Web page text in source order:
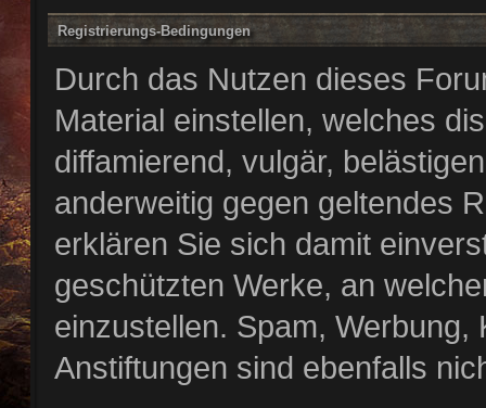
Registrierungs-Bedingungen
Durch das Nutzen dieses
Material einstellen, welches
diffamierend, vulgär,
anderweitig gegen geltendes
erklären Sie sich damit
geschützten Werke, an
einzustellen. Spam,
Anstiftungen sind ebenfalls